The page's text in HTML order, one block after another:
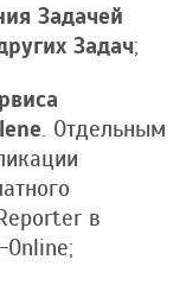
Задачей
Задач;
. Отдельным
в